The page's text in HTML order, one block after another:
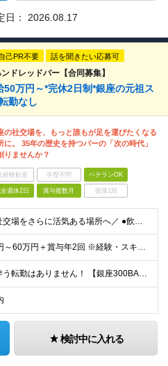
日： 2026.08.17
己PR不要 話を聞きたい応募可
ドレッドバー【合同募集】
万円～*完休2日制*銀座の元祖ス
勤なし
の社交場を、もっと誰もが足を運びたくなる
に。 35年の歴史を持つバーの「次の時代」
りませんか？
経験歓迎 学歴不問 ベテランOK
週休2日 賞与複数月 面接1回
＼銀座の社交場をさらに活気ある場所へ／ ●飲食業界での店舗運営（店長・副店長等）経験をお持ちの方（業態不問） ●キッチン業務（仕込み等）の経験をお持ちの方 ※売上・経費管理等の数値管理経験がある方を想
月給50万円～60万円＋賞与年2回 ※経験・スキルに応じて給与を決定します ※月給には、固定残業代（月30h分/83,000円以上）を含みます。超過分は別途支給します ※試用期間は6ヶ月。その間は月
★転居を伴う転勤はありません！ 【銀座300BAR5丁目店】 東京都中央区銀座5-9-11 ファゼンダビルB1 【銀座300BAR8丁目店】 東京都中央区銀座8-3-12 GINZA須賀ビルB1
検討中に入れる